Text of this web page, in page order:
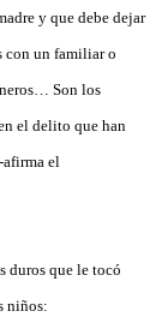
y que debe dejar
con un familiar o
Son los
el delito que han
afirma el
duros que le tocó
niños: